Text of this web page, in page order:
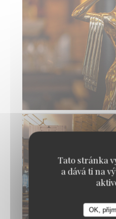
Tato stránka
a dává ti na
OK,